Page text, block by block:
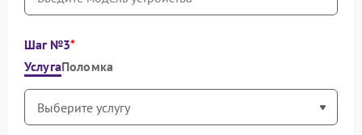
Шаг №3
УслугаПоломка